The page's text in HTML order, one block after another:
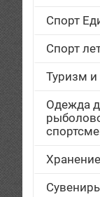
Спорт
Спорт
Туризм
Одежда